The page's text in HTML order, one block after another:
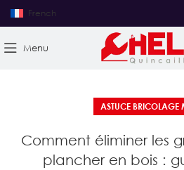
French
Menu
ASTUCE BRICOLAGE
Comment éliminer les
plancher en bois :